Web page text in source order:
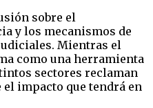
sobre el
y los mecanismos de
Mientras el
como una herramienta
sectores reclaman
impacto que tendrá en